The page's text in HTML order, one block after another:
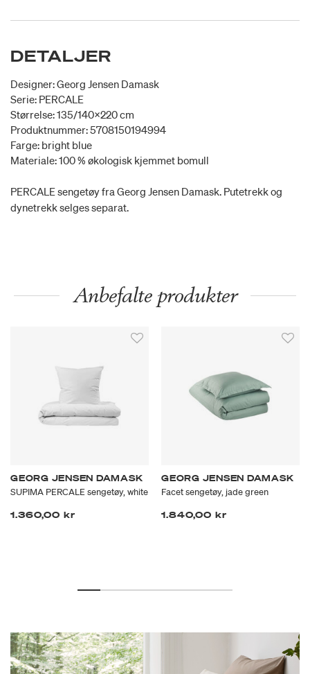
DETALJER
Designer: Georg Jensen Damask
Serie: PERCALE
Størrelse: 135/140x220 cm
Produktnummer: 5708150194994
Farge: bright blue
Materiale: 100 % økologisk kjemmet bomull
PERCALE sengetøy fra Georg Jensen Damask. Putetrekk og
dynetrekk selges separat.
Anbefalte produkter
GEORG JENSEN DAMASK
SUPIMA PERCALE sengetøy, white
1.360,00 kr
GEORG JENSEN DAMASK
Facet sengetøy, jade green
1.840,00 kr